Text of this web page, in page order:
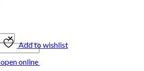
Add to wishlist